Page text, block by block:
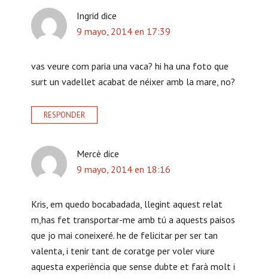
Ingrid dice
9 mayo, 2014 en 17:39
vas veure com paria una vaca? hi ha una foto que
surt un vadellet acabat de néixer amb la mare, no?
RESPONDER
Mercè dice
9 mayo, 2014 en 18:16
Kris, em quedo bocabadada, llegint aquest relat
m,has fet transportar-me amb tú a aquests paisos
que jo mai coneixeré. he de felicitar per ser tan
valenta, i tenir tant de coratge per voler viure
aquesta experiència que sense dubte et farà molt i